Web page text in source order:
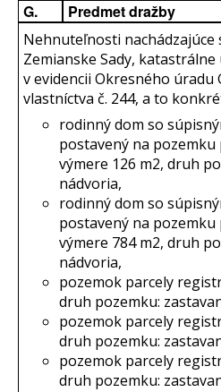
G. Predmet dražby
Nehnuteľnosti nachádzajúce
Zemianske Sady,
v evidencii Okresného
vlastníctva č. 244, a to
rodinný dom so
postavený na pozemku
výmere 126 m2, druh
nádvoria,
rodinný dom so
postavený na pozemku
výmere 784 m2, druh
nádvoria,
pozemok parcely
druh pozemku:
pozemok parcely
druh pozemku:
pozemok parcely
druh pozemku: